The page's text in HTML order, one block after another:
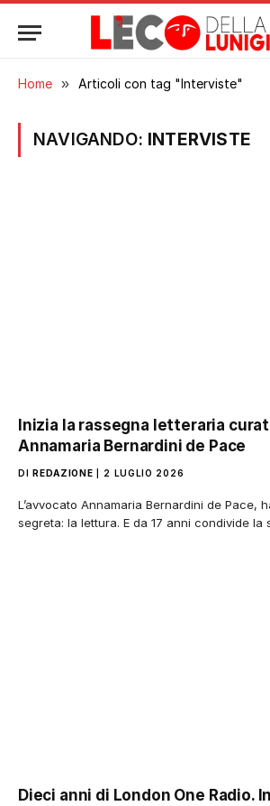
Home » Articoli con tag "Interviste"
NAVIGANDO: INTERVISTE
Inizia la rassegna letteraria
Annamaria Bernardini de Pace
DI REDAZIONE 2 LUGLIO 2026
L’avvocato Annamaria Bernardini de Pace,
segreta: la lettura. E da 17 anni condivide
Dieci anni di London One Radio.